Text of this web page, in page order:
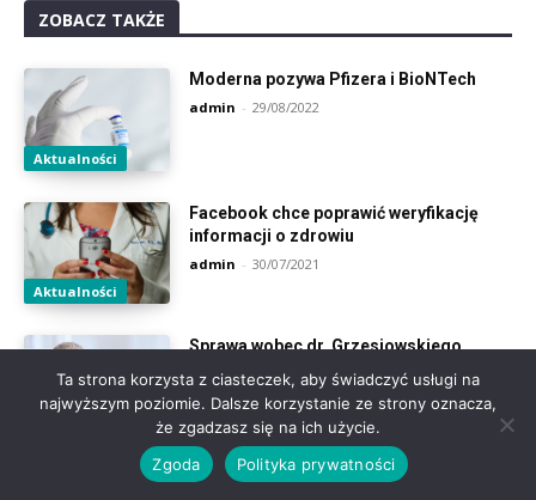
ZOBACZ TAKŻE
Aktualności
Moderna pozywa Pfizera i BioNTech
admin - 29/08/2022
Aktualności
Facebook chce poprawić weryfikację
informacji o zdrowiu
admin - 30/07/2021
Sprawa wobec dr. Grzesiowskiego
umorzona
admin - 29/06/2021
Ta strona korzysta z ciasteczek, aby świadczyć usługi na
najwyższym poziomie. Dalsze korzystanie ze strony oznacza,
że zgadzasz się na ich użycie.
Zgoda
Polityka prywatności